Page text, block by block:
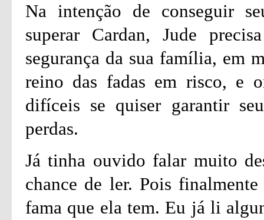
Na intenção de conseguir
superar Cardan, Jude
segurança da sua família, em
reino das fadas em risco, e
difíceis se quiser garantir
perdas.
Já tinha ouvido falar muito
chance de ler. Pois
fama que ela tem. Eu já li